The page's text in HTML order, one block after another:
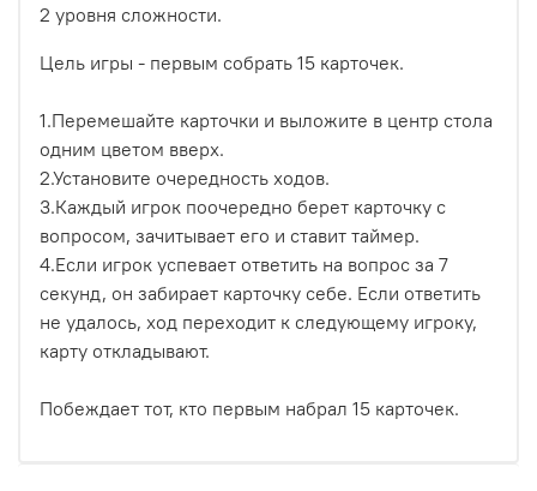
2 уровня сложности.
Цель игры - первым собрать 15 карточек.
1.Перемешайте карточки и выложите в центр стола
одним цветом вверх.
2.Установите очередность ходов.
3.Каждый игрок поочередно берет карточку с
вопросом, зачитывает его и ставит таймер.
4.Если игрок успевает ответить на вопрос за 7
секунд, он забирает карточку себе. Если ответить
не удалось, ход переходит к следующему игроку,
карту откладывают.
Побеждает тот, кто первым набрал 15 карточек.